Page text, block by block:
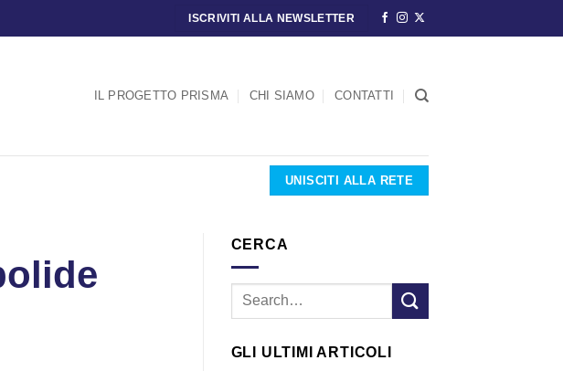
ISCRIVITI ALLA NEWSLETTER
IL PROGETTO PRISMA CHI SIAMO CONTATTI
UNISCITI ALLA RETE
CERCA
GLI ULTIMI ARTICOLI